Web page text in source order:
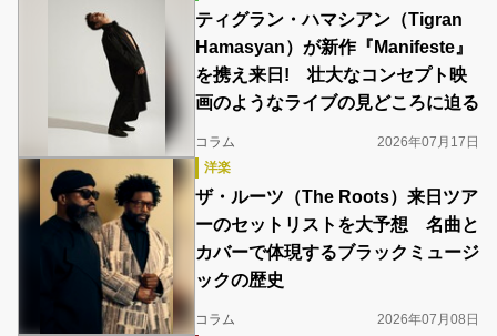
ティグラン・ハマシアン（Tigran
Hamasyan）が新作『Manifeste』
を携え来日! 壮大なコンセプト映
画のようなライブの見どころに迫る
コラム
2026年07月17日
洋楽
ザ・ルーツ（The Roots）来日ツア
ーのセットリストを大予想 名曲と
カバーで体現するブラックミュージ
ックの歴史
コラム
2026年07月08日